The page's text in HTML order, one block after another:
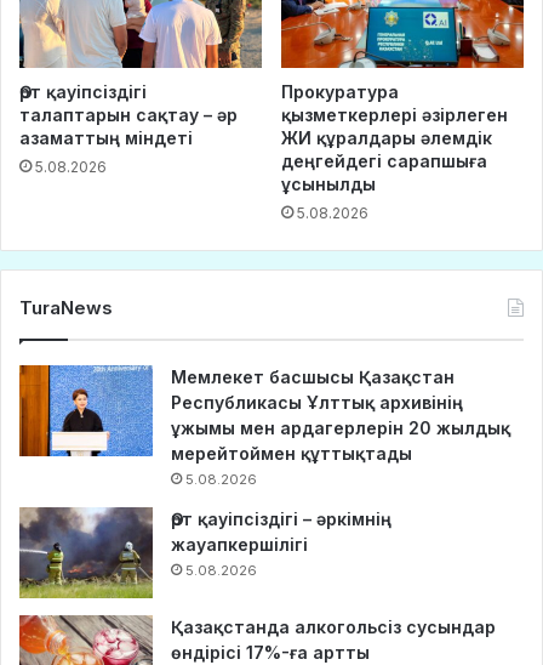
Өрт қауіпсіздігі
талаптарын сақтау – әр
азаматтың міндеті
5.08.2026
Прокуратура
қызметкерлері әзірлеген
ЖИ құралдары әлемдік
деңгейдегі сарапшыға
ұсынылды
5.08.2026
TuraNews
Мемлекет басшысы Қазақстан
Республикасы Ұлттық архивінің
ұжымы мен ардагерлерін 20 жылдық
мерейтоймен құттықтады
5.08.2026
Өрт қауіпсіздігі – әркімнің
жауапкершілігі
5.08.2026
Қазақстанда алкогольсіз сусындар
өндірісі 17%-ға артты